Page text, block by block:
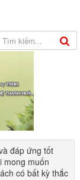
đáp ứng tốt
mong muốn
có bất kỳ thắc